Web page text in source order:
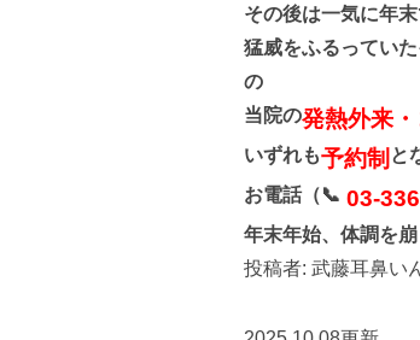
その後は一気に年末
猛威をふるってい
の
当院の発熱外来
いずれも予約制 と
お電話（📞 03-
年末年始、体調を
投稿者: 武藤耳鼻い